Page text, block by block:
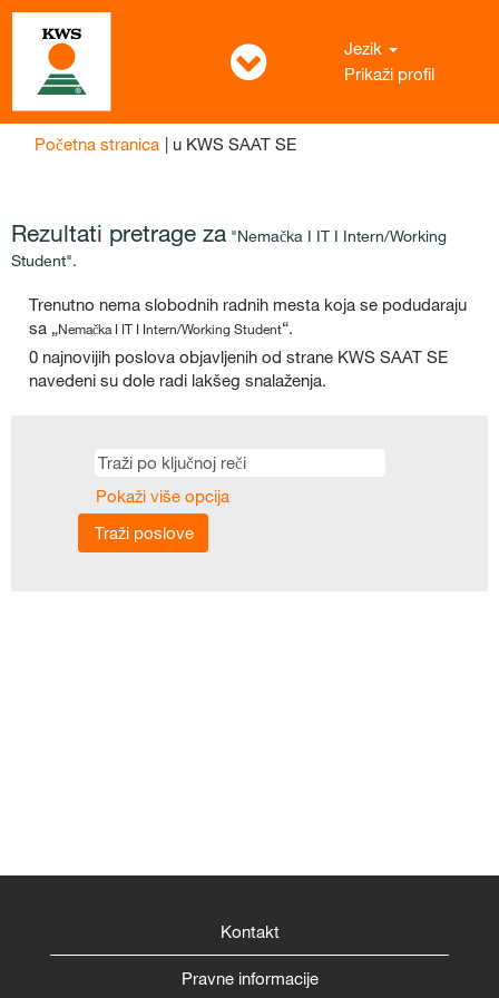
Jezik
Prikaži profil
Početna stranica | u KWS SAAT SE(trenutna
Rezultati pretrage za "Nemačka I IT I Intern/Working
Student".
Trenutno nema slobodnih radnih mesta koja se podudaraju
sa „Nemačka I IT I Intern/Working Student“.
0 najnovijih poslova objavljenih od strane KWS SAAT SE
navedeni su dole radi lakšeg snalaženja.
Pokaži više opcija
Kontakt
Pravne informacije